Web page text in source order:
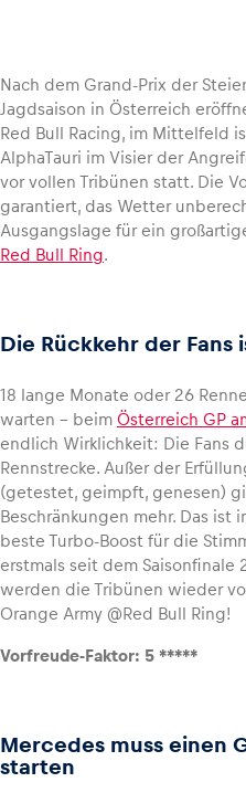
Fahrzeug
Business
Glossar
Nach dem Grand-Prix der
Jagdsaison in Österreich
Red Bull Racing, im Mittelfeld
AlphaTauri im Visier der
vor vollen Tribünen statt. Die
garantiert, das Wetter
Ausgangslage für ein
Red Bull Ring.
Die Rückkehr der Fans
18 lange Monate oder 26
warten – beim Österreich GP
endlich Wirklichkeit: Die Fans
Rennstrecke. Außer der
(getestet, geimpft, genesen)
Beschränkungen mehr. Das ist
beste Turbo-Boost für die
erstmals seit dem Saisonfinale
werden die Tribünen wieder
Orange Army @Red Bull Ring!
Vorfreude-Faktor: 5 *****
Mercedes muss einen
starten